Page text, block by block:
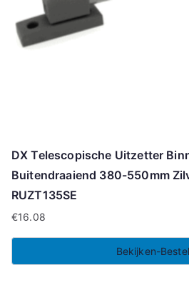
DX Telescopische Uitzetter
Buitendraaiend 380-550mm
RUZT135SE
€16.08
Bekijken-